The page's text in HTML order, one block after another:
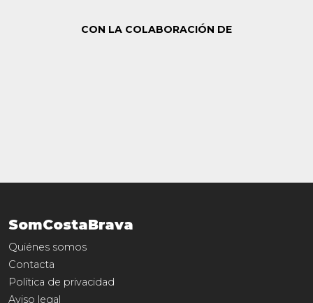
CON LA COLABORACIÓN DE
SomCostaBrava
Quiénes somos
Contacta
Política de privacidad
Aviso legal